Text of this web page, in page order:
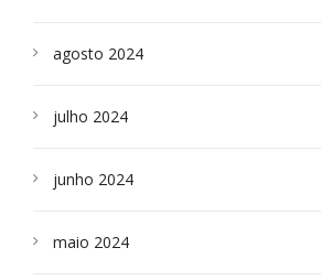
agosto 2024
julho 2024
junho 2024
maio 2024